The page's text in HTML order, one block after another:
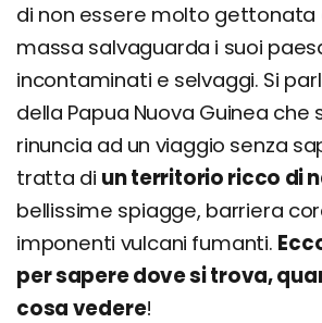
di non essere molto gettonata
massa salvaguarda i suoi
incontaminati e selvaggi. Si
della Papua Nuova Guinea che
rinuncia ad un viaggio senza
tratta di un territorio ricco di
bellissime spiagge, barriera
imponenti vulcani fumanti.
per sapere dove si trova,
cosa vedere!